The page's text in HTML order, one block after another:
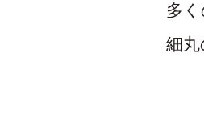
多
細丸